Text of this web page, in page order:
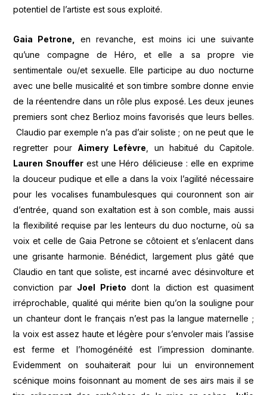
potentiel de l’artiste est sous exploité.
Gaia Petrone,
en revanche, est moins ici une suivante
qu’une compagne de Héro, et elle a sa propre vie
sentimentale ou/et sexuelle. Elle participe au duo nocturne
avec une belle musicalité et son timbre sombre donne envie
de la réentendre dans un rôle plus exposé. Les deux jeunes
premiers sont chez Berlioz moins favorisés que leurs belles.
Claudio par exemple n’a pas d’air soliste ; on ne peut que le
regretter pour Aimery Lefèvre , un habitué du Capitole.
Lauren Snoufferest une Héro délicieuse : elle en exprime
la douceur pudique et elle a dans la voix l’agilité nécessaire
pour les vocalises funambulesques qui couronnent son air
d’entrée, quand son exaltation est à son comble, mais aussi
la flexibilité requise par les lenteurs du duo nocturne, où sa
voix et celle de Gaia Petrone se côtoient et s’enlacent dans
une grisante harmonie. Bénédict, largement plus gâté que
Claudio en tant que soliste, est incarné avec désinvolture et
conviction par Joel Prieto dont la diction est quasiment
irréprochable, qualité qui mérite bien qu’on la souligne pour
un chanteur dont le français n’est pas la langue maternelle ;
la voix est assez haute et légère pour s’envoler mais l’assise
est ferme et l’homogénéité est l’impression dominante.
Evidemment on souhaiterait pour lui un environnement
scénique moins foisonnant au moment de ses airs mais il se